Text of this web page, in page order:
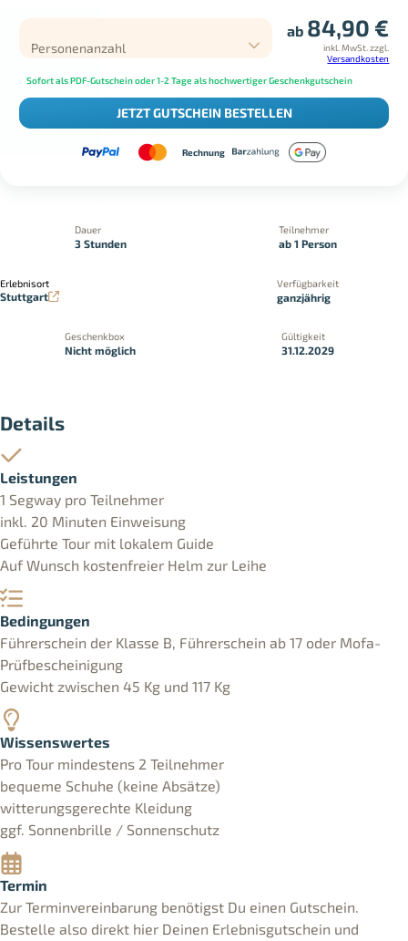
Personenanzahl
ab 84,90 €
inkl. MwSt. zzgl.
Versandkosten
Sofort als PDF-Gutschein oder 1-2 Tage als hochwertiger Geschenkgutschein
JETZT GUTSCHEIN BESTELLEN
Rechnung
Dauer
3 Stunden
Teilnehmer
ab 1 Person
Erlebnisort
Stuttgart
Verfügbarkeit
ganzjährig
Geschenkbox
Nicht möglich
Gültigkeit
31.12.2029
Details
Leistungen
1 Segway pro Teilnehmer
inkl. 20 Minuten Einweisung
Geführte Tour mit lokalem Guide
Auf Wunsch kostenfreier Helm zur Leihe
Bedingungen
Führerschein der Klasse B, Führerschein ab 17 oder Mofa-
Prüfbescheinigung
Gewicht zwischen 45 Kg und 117 Kg
Wissenswertes
Pro Tour mindestens 2 Teilnehmer
bequeme Schuhe (keine Absätze)
witterungsgerechte Kleidung
ggf. Sonnenbrille / Sonnenschutz
Termin
Zur Terminvereinbarung benötigst Du einen Gutschein.
Bestelle also direkt hier Deinen Erlebnisgutschein und